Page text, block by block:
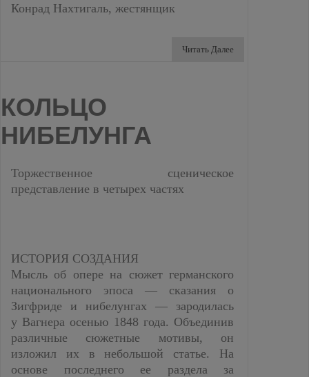
Конрад Нахтигаль, жестянщик
Читать Далее
КОЛЬЦО
НИБЕЛУНГА
Торжественное сценическое
представление в четырех частях
ИСТОРИЯ СОЗДАНИЯ
Мысль об опере на сюжет германского
национального эпоса — сказания о
Зигфриде и нибелунгах — зародилась
у Вагнера осенью 1848 года. Объединив
различные сюжетные мотивы, он
изложил их в небольшой статье. На
основе последнего ее раздела за